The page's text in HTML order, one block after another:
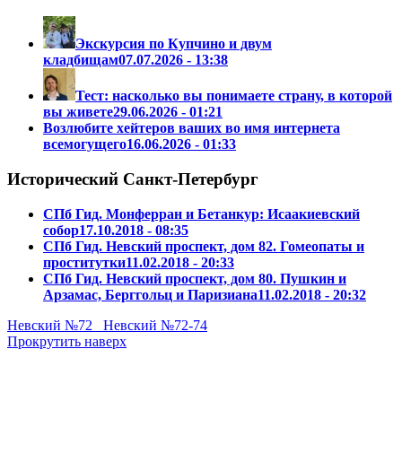
Экскурсия по Купчино и двум
кладбищам07.07.2026 - 13:38
Тест: насколько вы понимаете страну, в которой
вы живете29.06.2026 - 01:21
Возлюбите хейтеров ваших во имя интернета
всемогущего16.06.2026 - 01:33
Исторический Санкт-Петербург
СПб Гид. Монферран и Бетанкур: Исаакиевский
собор17.10.2018 - 08:35
СПб Гид. Невский проспект, дом 82. Гомеопаты и
проститутки11.02.2018 - 20:33
СПб Гид. Невский проспект, дом 80. Пушкин и
Арзамас, Берггольц и Паризиана11.02.2018 - 20:32
Невский №72
Невский №72-74
Прокрутить наверх